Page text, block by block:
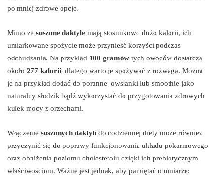
po mniej zdrowe opcje.
Mimo że suszone daktyle mają stosunkowo dużo kalorii, ich
umiarkowane spożycie może przynieść korzyści podczas
odchudzania. Na przykład 100 gramów tych owoców dostarcza
około 277 kalorii, dlatego warto je spożywać z rozwagą. Można
je na przykład dodać do porannej owsianki lub smoothie jako
naturalny słodzik bądź wykorzystać do przygotowania zdrowych
kulek mocy z orzechami.
Włączenie suszonych daktyli do codziennej diety może również
przyczynić się do poprawy funkcjonowania układu pokarmowego
oraz obniżenia poziomu cholesterolu dzięki ich prebiotycznym
właściwościom. Ważne jest jednak, aby pamiętać o umiarze;